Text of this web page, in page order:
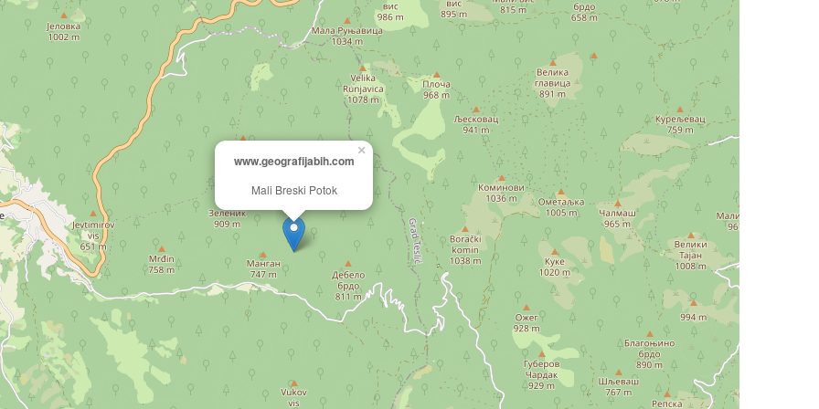
www.geografijabih.com
Mali Breski Potok
×